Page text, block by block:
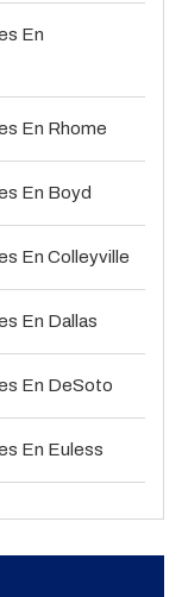
En
En Rhome
En Boyd
En Colleyville
En Dallas
En DeSoto
En Euless